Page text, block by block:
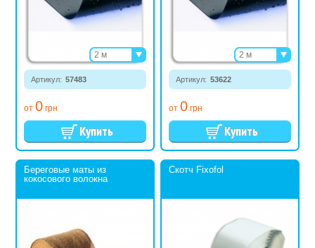
Артикул: 57483
от 0 грн
2 м
4 м
Артикул: 53622
от 0 грн
2 м
4 м
Береговые маты из
кокосового волокна
Скотч Fixofol